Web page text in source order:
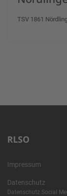
TSV 1861
RLSO
Impressum
Datenschutz
Datenschutz Social